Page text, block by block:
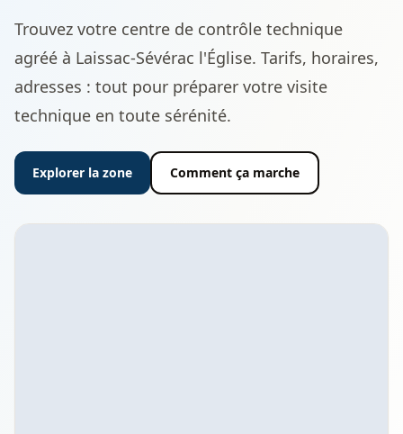
Trouvez votre centre de contrôle technique
agréé à Laissac-Sévérac l'Église. Tarifs, horaires,
adresses : tout pour préparer votre visite
technique en toute sérénité.
Explorer la zone Comment ça marche